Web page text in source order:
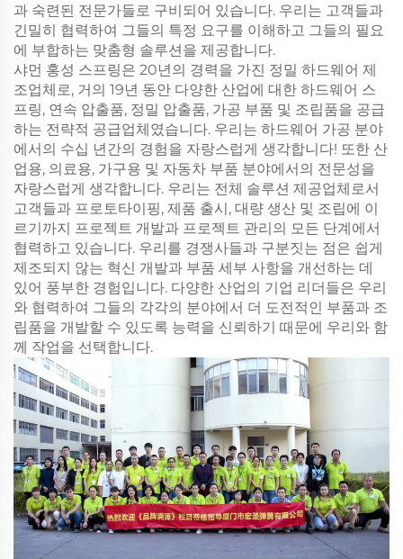
과 숙련된 전문가들로 구비되어 있습니다. 우리는 고객들과
긴밀히 협력하여 그들의 특정 요구를 이해하고 그들의 필요
에 부합하는 맞춤형 솔루션을 제공합니다.
샤먼 홍성 스프링은 20년의 경력을 가진 정밀 하드웨어 제
조업체로, 거의 19년 동안 다양한 산업에 대한 하드웨어 스
프링, 연속 압출품, 정밀 압출품, 가공 부품 및 조립품을 공급
하는 전략적 공급업체였습니다. 우리는 하드웨어 가공 분야
에서의 수십 년간의 경험을 자랑스럽게 생각합니다! 또한 산
업용, 의료용, 가구용 및 자동차 부품 분야에서의 전문성을
자랑스럽게 생각합니다. 우리는 전체 솔루션 제공업체로서
고객들과 프로토타이핑, 제품 출시, 대량 생산 및 조립에 이
르기까지 프로젝트 개발과 프로젝트 관리의 모든 단계에서
협력하고 있습니다. 우리를 경쟁사들과 구분짓는 점은 쉽게
제조되지 않는 혁신 개발과 부품 세부 사항을 개선하는 데
있어 풍부한 경험입니다. 다양한 산업의 기업 리더들은 우리
와 협력하여 그들의 각각의 분야에서 더 도전적인 부품과 조
립품을 개발할 수 있도록 능력을 신뢰하기 때문에 우리와 함
께 작업을 선택합니다.